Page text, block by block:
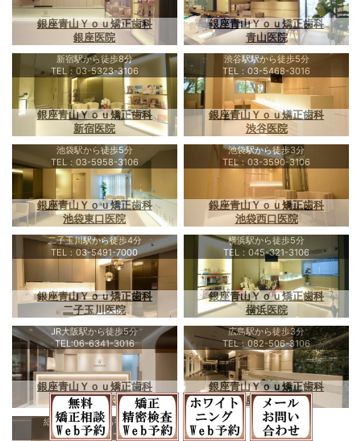
銀座青山Ｙｏｕ矯正歯科
銀座医院
銀座青山Ｙｏｕ矯正歯科
青山医院
新宿駅から徒歩8分
TEL：03-5323-3106
銀座青山Ｙｏｕ矯正歯科
新宿医院
渋谷駅駅から徒歩5分
TEL：03-5468-3016
銀座青山Ｙｏｕ矯正歯科
渋谷医院
池袋駅から徒歩5分
TEL：03-5958-3106
銀座青山Ｙｏｕ矯正歯科
池袋東口医院
池袋駅から徒歩3分
TEL：03-3590-3106
銀座青山Ｙｏｕ矯正歯科
池袋西口医院
二子玉川駅から徒歩4分
TEL：03-5491-7000
銀座青山Ｙｏｕ矯正歯科
二子玉川医院
横浜駅から徒歩5分
TEL：045-321-3106
銀座青山Ｙｏｕ矯正歯科
横浜医院
JR大阪駅から徒歩5分
TEL:06-6341-3016
銀座青山Ｙｏｕ矯正歯科
大阪梅田医院
広島駅から徒歩3分
TEL：082-506-3106
銀座青山Ｙｏｕ矯正歯科
広島駅前医院
紙屋町東電停から徒歩1分
TEL：082-241-3106